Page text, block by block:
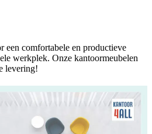
een comfortabele en productieve
werkplek. Onze kantoormeubelen
levering!